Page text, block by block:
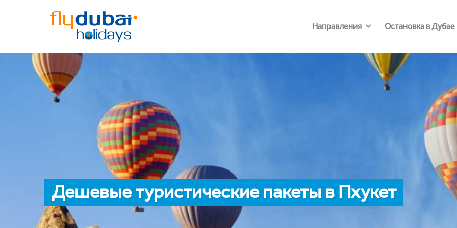
Направления Остановка в Дубае
Дешевые туристические пакеты в Пхукет